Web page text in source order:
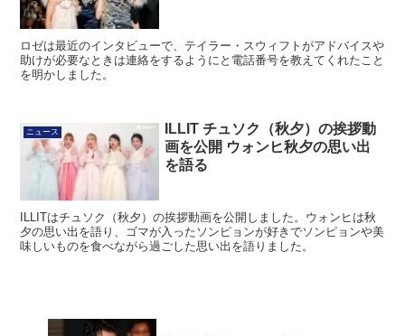
ロゼは最近のインタビューで、テイラー・スウィフトがアドバイスや
助けが必要なときは連絡をするようにと電話番号を教えてくれたこと
を明かしました。
ニュース
ILLIT チュソク（秋夕）の挨拶動
画を公開 ウォンヒ秋夕の思い出
を語る
ILLITはチュソク（秋夕）の挨拶動画を公開しました。ウォンヒは秋
夕の思い出を語り、ゴマが入ったソンピョンが好きでソンピョンや美
味しいものを食べながら過ごした思い出を語りました。